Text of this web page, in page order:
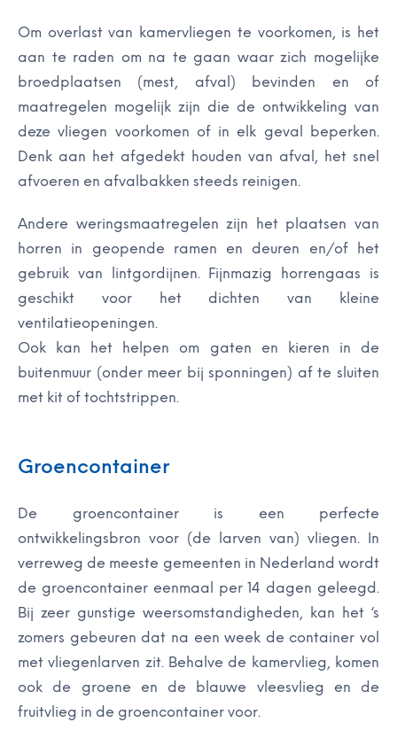
Om overlast van kamervliegen te voorkomen, is het
aan te raden om na te gaan waar zich mogelijke
broedplaatsen (mest, afval) bevinden en of
maatregelen mogelijk zijn die de ontwikkeling van
deze vliegen voorkomen of in elk geval beperken.
Denk aan het afgedekt houden van afval, het snel
afvoeren en afvalbakken steeds reinigen.
Andere weringsmaatregelen zijn het plaatsen van
horren in geopende ramen en deuren en/of het
gebruik van lintgordijnen. Fijnmazig horrengaas is
geschikt voor het dichten van kleine
ventilatieopeningen.
Ook kan het helpen om gaten en kieren in de
buitenmuur (onder meer bij sponningen) af te sluiten
met kit of tochtstrippen.
Groencontainer
De groencontainer is een perfecte
ontwikkelingsbron voor (de larven van) vliegen. In
verreweg de meeste gemeenten in Nederland wordt
de groencontainer eenmaal per 14 dagen geleegd.
Bij zeer gunstige weersomstandigheden, kan het ‘s
zomers gebeuren dat na een week de container vol
met vliegenlarven zit. Behalve de kamervlieg, komen
ook de groene en de blauwe vleesvlieg en de
fruitvlieg in de groencontainer voor.